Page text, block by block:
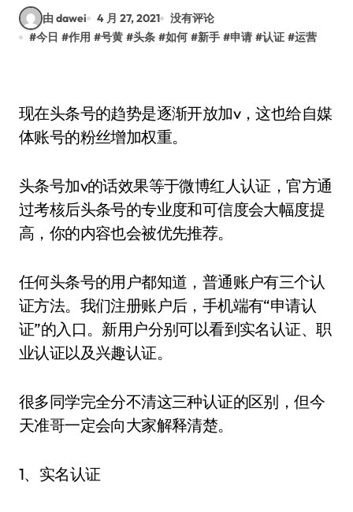
由 dawei 4 月 27, 2021
没有评论
#今日 #作用 #号黄 #头条 #如何 #新手 #申请 #认证 #运营
现在头条号的趋势是逐渐开放加v，这也给自媒
体账号的粉丝增加权重。
头条号加v的话效果等于微博红人认证，官方通
过考核后头条号的专业度和可信度会大幅度提
高，你的内容也会被优先推荐。
任何头条号的用户都知道，普通账户有三个认
证方法。我们注册账户后，手机端有“申请认
证”的入口。新用户分别可以看到实名认证、职
业认证以及兴趣认证。
很多同学完全分不清这三种认证的区别，但今
天准哥一定会向大家解释清楚。
1、实名认证